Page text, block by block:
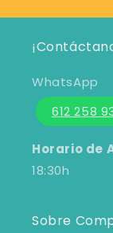
WhatsApp
612 258
Horario de
18:30h
Sobre